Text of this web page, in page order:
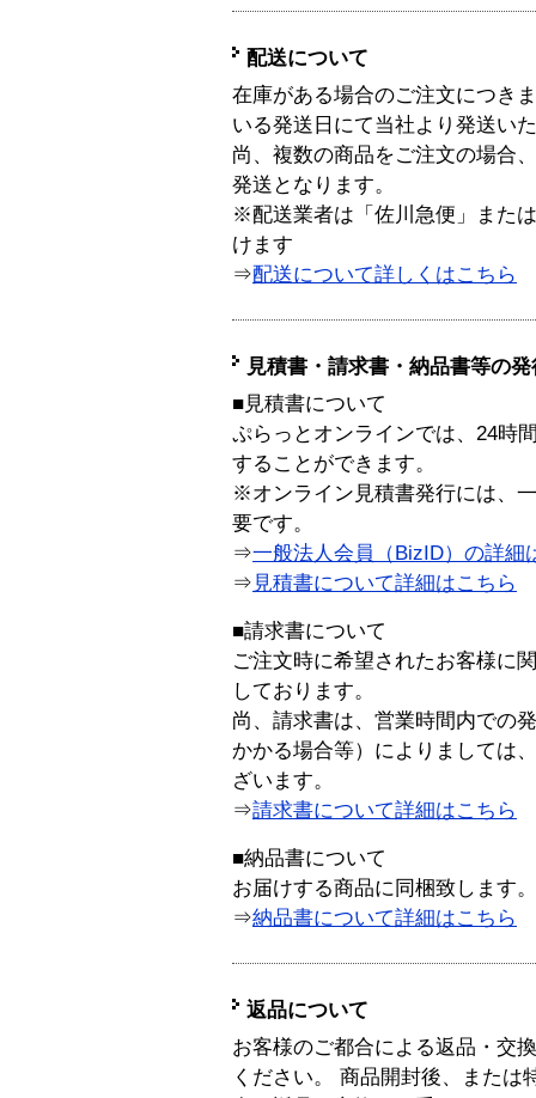
配送について
在庫がある場合のご注文につき
いる発送日にて当社より発送い
尚、複数の商品をご注文の場合
発送となります。
※配送業者は「佐川急便」また
けます
⇒配送について詳しくはこちら
見積書・請求書・納品書等の
■見積書について
ぷらっとオンラインでは、24時
することができます。
※オンライン見積書発行には、
要です。
⇒一般法人会員（BizID）の詳細
⇒ 見積書について詳細はこちら
■請求書について
ご注文時に希望されたお客様に
しております。
尚、請求書は、営業時間内での
かかる場合等）によりましては
ざいます。
⇒請求書について詳細はこちら
■納品書について
お届けする商品に同梱致します。
⇒納品書について詳細はこちら
返品について
お客様のご都合による返品・交
ください。 商品開封後、または